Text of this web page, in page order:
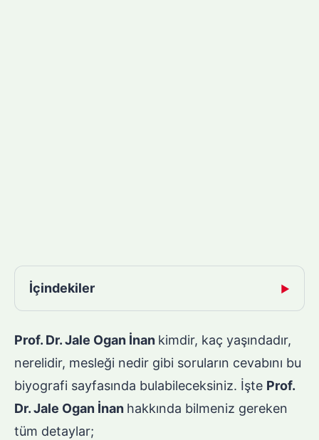
İçindekiler ▶
Prof. Dr. Jale Ogan İnan kimdir, kaç yaşındadır,
nerelidir, mesleği nedir gibi soruların cevabını bu
biyografi sayfasında bulabileceksiniz. İşte Prof.
Dr. Jale Ogan İnan hakkında bilmeniz gereken
tüm detaylar;